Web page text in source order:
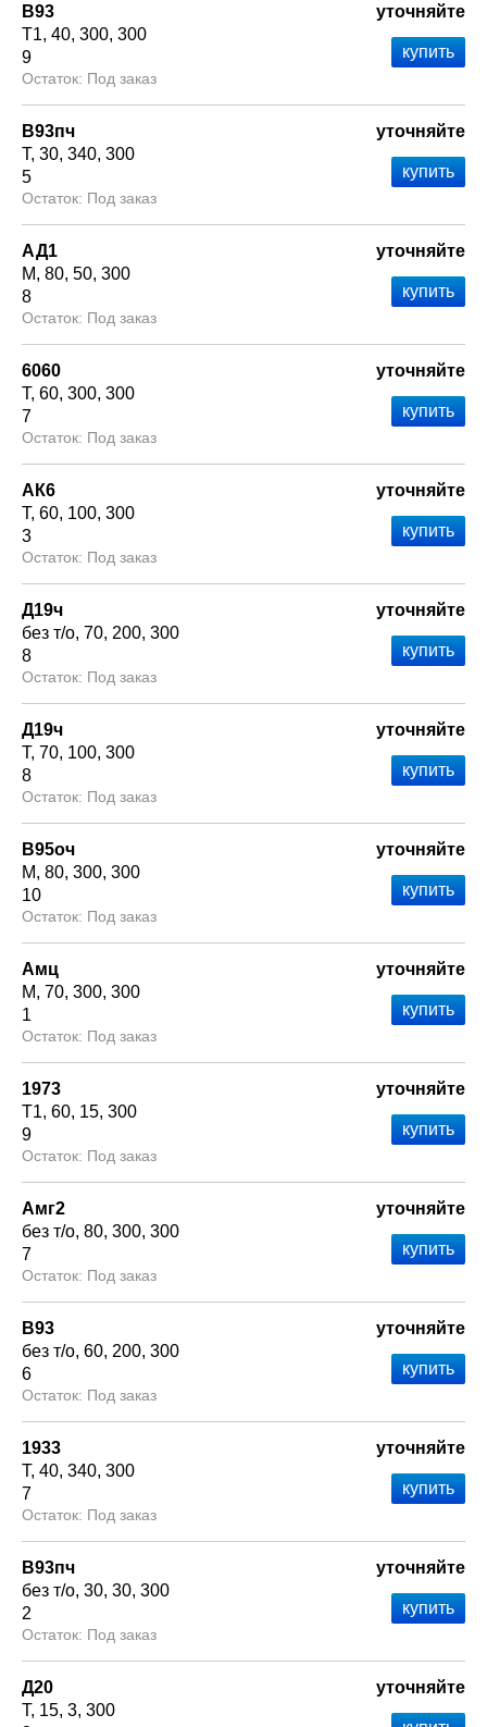
В93
Т1 40 300 300
9
Под заказ
уточняйте
В93пч
Т 30 340 300
5
Под заказ
уточняйте
АД1
М 80 50 300
8
Под заказ
уточняйте
6060
Т 60 300 300
7
Под заказ
уточняйте
АК6
Т 60 100 300
3
Под заказ
уточняйте
Д19ч
без т/о 70 200 300
8
Под заказ
уточняйте
Д19ч
Т 70 100 300
8
Под заказ
уточняйте
В95оч
М 80 300 300
10
Под заказ
уточняйте
Амц
М 70 300 300
1
Под заказ
уточняйте
1973
Т1 60 15 300
9
Под заказ
уточняйте
Амг2
без т/о 80 300 300
7
Под заказ
уточняйте
В93
без т/о 60 200 300
6
Под заказ
уточняйте
1933
Т 40 340 300
7
Под заказ
уточняйте
В93пч
без т/о 30 30 300
2
Под заказ
уточняйте
Д20
Т 15 3 300
уточняйте